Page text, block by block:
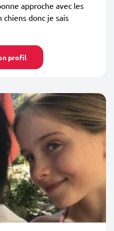
approche avec les
chiens donc je sais
profil